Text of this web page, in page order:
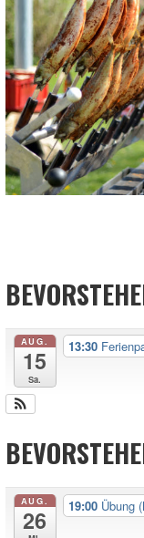
AUG.
15
Sa.
13:30
AUG.
26
19:00 Übung